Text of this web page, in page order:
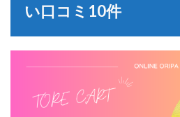
い口コミ10件